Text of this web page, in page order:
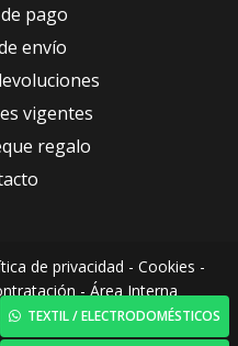
TEXTIL / ELECTRODOMÉSTICOS
pago
envío
vigentes
regalo
de privacidad - Cookies -
- Área Interna